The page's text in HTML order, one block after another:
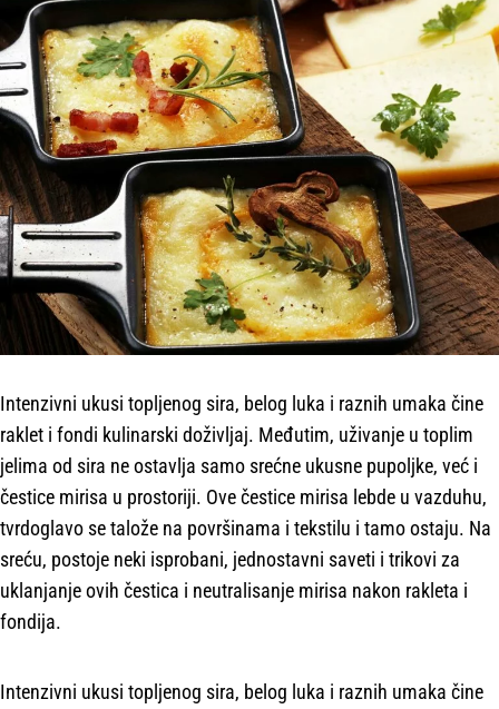
Intenzivni ukusi topljenog sira, belog luka i raznih umaka čine
raklet i fondi kulinarski doživljaj. Međutim, uživanje u toplim
jelima od sira ne ostavlja samo srećne ukusne pupoljke, već i
čestice mirisa u prostoriji. Ove čestice mirisa lebde u vazduhu,
tvrdoglavo se talože na površinama i tekstilu i tamo ostaju. Na
sreću, postoje neki isprobani, jednostavni saveti i trikovi za
uklanjanje ovih čestica i neutralisanje mirisa nakon rakleta i
fondija.
Intenzivni ukusi topljenog sira, belog luka i raznih umaka čine